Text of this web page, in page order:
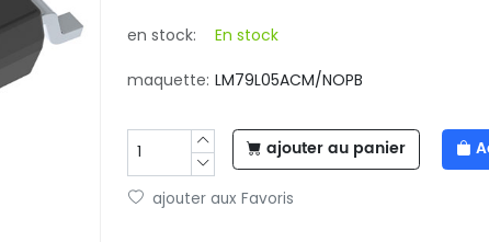
en stock: En stock
maquette: LM79L05ACM/NOPB
ajouter au panier
ajouter aux Favoris